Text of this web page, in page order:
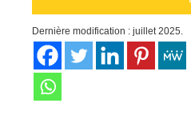
Dernière modification : juillet 2025.